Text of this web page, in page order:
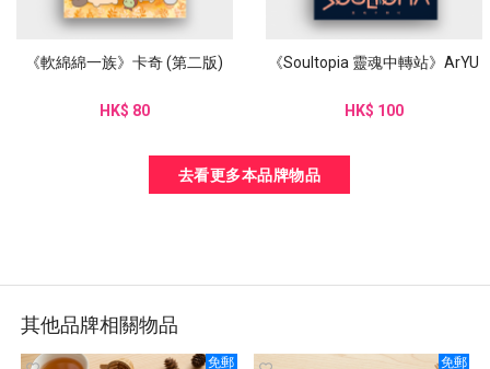
《軟綿綿一族》卡奇 (第二版)
HK$ 80
《Soultopia 靈魂中轉站》ArYU
HK$ 100
去看更多本品牌物品
其他品牌相關物品
免郵 免郵